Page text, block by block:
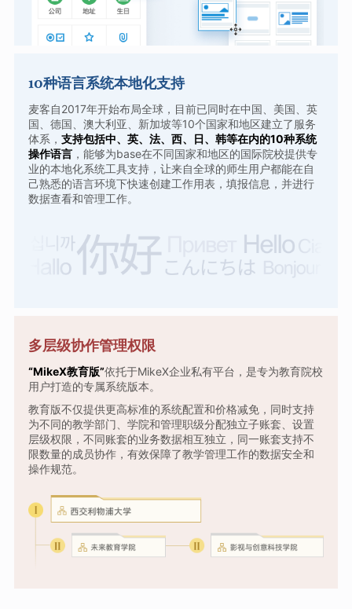
10种语言系统本地化支持
麦客自2017年开始布局全球，目前已同时在中国、美国、英
国、德国、澳大利亚、新加坡等10个国家和地区建立了服务
体系， 支持包括中、英、法、西、日、韩等在内的10种系统
操作语言，能够为base在不同国家和地区的国际院校提供专
业的本地化系统工具支持，让来自全球的师生用户都能在自
己熟悉的语言环境下快速创建工作用表，填报信息，并进行
数据查看和管理工作。
多层级协作管理权限
“MikeX教育版”依托于MikeX企业私有平台，是专为教育院校
用户打造的专属系统版本。
教育版不仅提供更高标准的系统配置和价格减免，同时支持
为不同的教学部门、学院和管理职级分配独立子账套、设置
层级权限，不同账套的业务数据相互独立，同一账套支持不
限数量的成员协作，有效保障了教学管理工作的数据安全和
操作规范。